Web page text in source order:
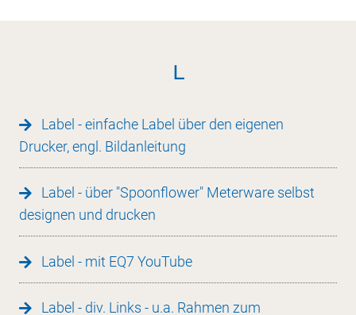
L
Label - einfache Label über den eigenen
Drucker, engl. Bildanleitung
Label - über "Spoonflower" Meterware selbst
designen und drucken
Label - mit EQ7 YouTube
Label - div. Links - u.a. Rahmen zum